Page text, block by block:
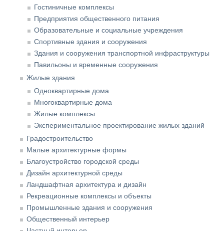
Гостиничные комплексы
Предприятия общественного питания
Образовательные и социальные учреждения
Спортивные здания и сооружения
Здания и сооружения транспортной инфраструктуры
Павильоны и временные сооружения
Жилые здания
Одноквартирные дома
Многоквартирные дома
Жилые комплексы
Экспериментальное проектирование жилых зданий
Градостроительство
Малые архитектурные формы
Благоустройство городской среды
Дизайн архитектурной среды
Ландшафтная архитектура и дизайн
Рекреационные комплексы и объекты
Промышленные здания и сооружения
Общественный интерьер